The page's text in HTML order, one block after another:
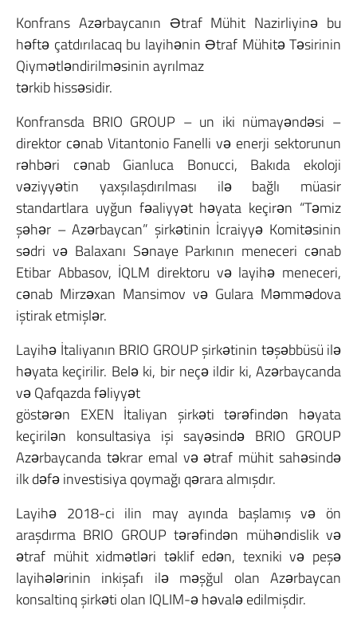
Konfrans Azərbaycanın Ətraf Mühit Nazirliyinə bu
həftə çatdırılacaq bu layihənin Ətraf Mühitə Təsirinin
Qiymətləndirilməsinin ayrılmaz
tərkib hissəsidir.
Konfransda BRIO GROUP – un iki nümayəndəsi –
direktor cənab Vitantonio Fanelli və enerji sektorunun
rəhbəri cənab Gianluca Bonucci, Bakıda ekoloji
vəziyyətin yaxşılaşdırılması ilə bağlı müasir
standartlara uyğun fəaliyyət həyata keçirən “Təmiz
şəhər – Azərbaycan” şirkətinin İcraiyyə Komitəsinin
sədri və Balaxanı Sənaye Parkının meneceri cənab
Etibar Abbasov, İQLM direktoru və layihə meneceri,
cənab Mirzəxan Mansimov və Gulara Məmmədova
iştirak etmişlər.
Layihə İtaliyanın BRIO GROUP şirkətinin təşəbbüsü ilə
həyata keçirilir. Belə ki, bir neçə ildir ki, Azərbaycanda
və Qafqazda fəliyyət
göstərən EXEN İtaliyan şirkəti tərəfindən həyata
keçirilən konsultasiya işi sayəsində BRIO GROUP
Azərbaycanda təkrar emal və ətraf mühit sahəsində
ilk dəfə investisiya qoymağı qərara almışdır.
Layihə 2018-ci ilin may ayında başlamış və ön
araşdırma BRIO GROUP tərəfindən mühəndislik və
ətraf mühit xidmətləri təklif edən, texniki və peşə
layihələrinin inkişafı ilə məşğul olan Azərbaycan
konsaltinq şirkəti olan IQLIM-ə həvalə edilmişdir.